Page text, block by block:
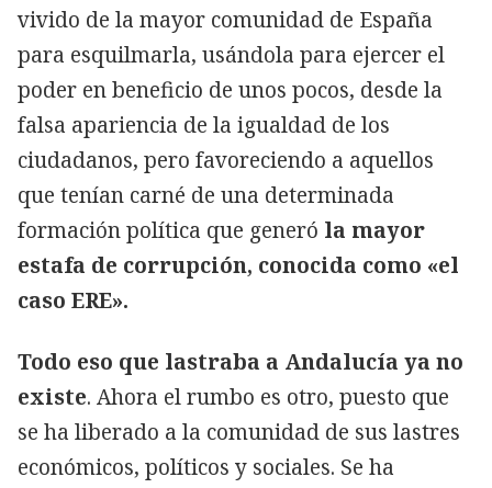
vivido de la mayor comunidad de España
para esquilmarla, usándola para ejercer el
poder en beneficio de unos pocos, desde la
falsa apariencia de la igualdad de los
ciudadanos, pero favoreciendo a aquellos
que tenían carné de una determinada
formación política que generó la mayor
estafa de corrupción, conocida como «el
caso ERE».
Todo eso que lastraba a Andalucía ya no
existe. Ahora el rumbo es otro, puesto que
se ha liberado a la comunidad de sus lastres
económicos, políticos y sociales. Se ha